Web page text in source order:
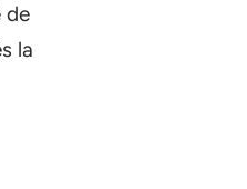
de
la